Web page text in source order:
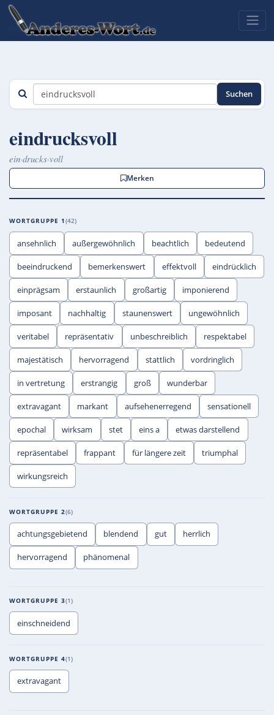
Suchen
eindrucksvoll
ein·drucks·voll
Merken
WORTGRUPPE 1 42
ansehnlich außergewöhnlich beachtlich bedeutend
beeindruckend bemerkenswert effektvoll eindrücklich
einprägsam erstaunlich großartig imponierend
imposant nachhaltig staunenswert ungewöhnlich
veritabel repräsentativ unbeschreiblich respektabel
majestätisch hervorragend stattlich vordringlich
in vertretung erstrangig groß wunderbar
extravagant markant aufsehenerregend sensationell
epochal wirksam stet eins a etwas darstellend
repräsentabel frappant für längere zeit triumphal
wirkungsreich
WORTGRUPPE 2 6
achtungsgebietend blendend gut herrlich
hervorragend phänomenal
WORTGRUPPE 3 1
einschneidend
WORTGRUPPE 4 1
extravagant